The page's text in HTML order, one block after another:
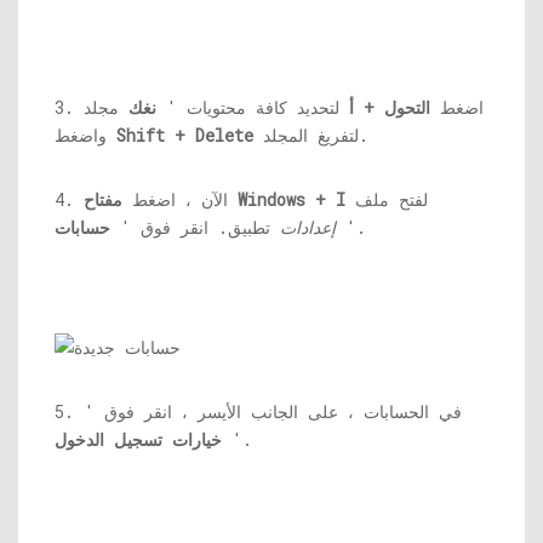
3. اضغط التحول + أ لتحديد كافة محتويات ' نغك مجلد
Shift + Delete لتفريغ المجلد.
4. الآن ، اضغط مفتاح Windows + I لفتح ملف
إعدادات تطبيق. انقر فوق ' حسابات '.
5. في الحسابات ، على الجانب الأيسر ، انقر فوق '
خيارات تسجيل الدخول '.